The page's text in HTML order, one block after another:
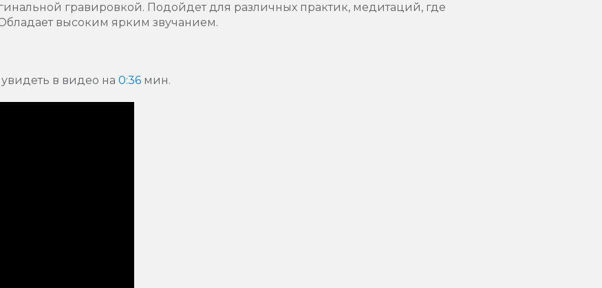
гравировкой. Подойдет для различных практик, медитаций, где
высоким ярким звучанием.
в видео на 0:36 мин.